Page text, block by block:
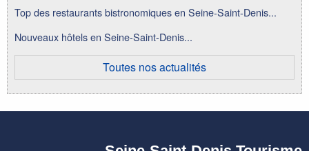
Top des restaurants bistronomiques en Seine-Saint-Denis...
Nouveaux hôtels en Seine-Saint-Denis...
Toutes nos actualités